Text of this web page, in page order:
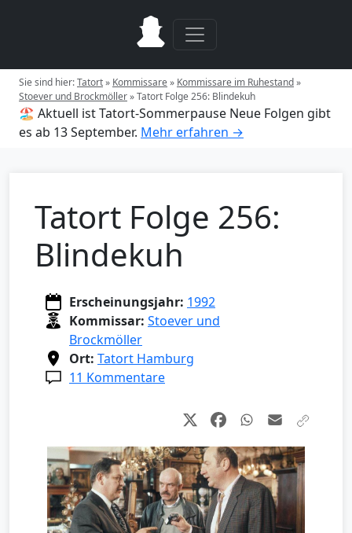
Sie sind hier:Tatort» Kommissare» Kommissare im Ruhestand»
Stoever und Brockmöller»Tatort Folge 256: Blindekuh
🏖️ Aktuell ist Tatort-Sommerpause Neue Folgen gibt
es ab 13 September. Mehr erfahren →
Tatort Folge 256:
Blindekuh
Erscheinungsjahr: 1992
Kommissar: Stoever und
Brockmöller
Ort: Tatort Hamburg
11 Kommentare